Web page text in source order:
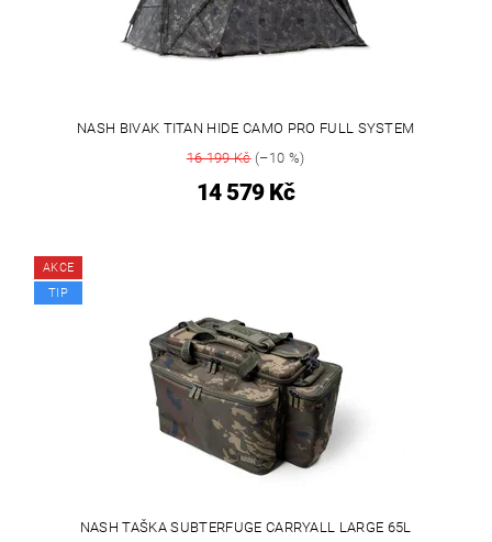
NASH BIVAK TITAN HIDE CAMO PRO FULL SYSTEM
16 199 Kč(–10 %)
14 579 Kč
AKCE
TIP
NASH TAŠKA SUBTERFUGE CARRYALL LARGE 65L